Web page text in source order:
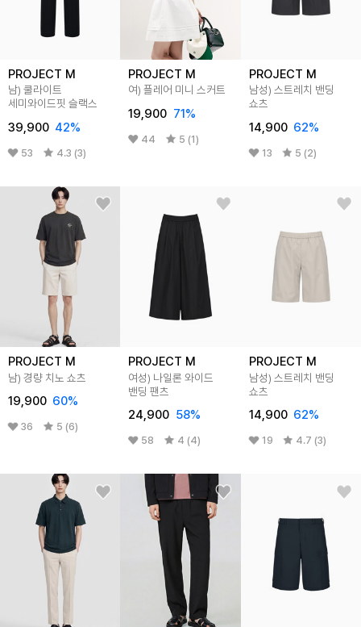
PROJECT M
남) 쿨라이트
세미와이드핏 슬랙스
39,900 42%
53 4.3 (3)
PROJECT M
여) 플레어 미니 스커트
19,900 71%
44 5 (1)
PROJECT M
남성) 스트레치 밴딩
쇼츠
14,900 62%
13 5 (2)
PROJECT M
남) 경량 치노 쇼츠
19,900 60%
36 5 (6)
PROJECT M
여성) 나일론 와이드
밴딩 팬츠
24,900 58%
58 4 (4)
PROJECT M
남성) 스트레치 밴딩
쇼츠
14,900 62%
19 4.7 (3)